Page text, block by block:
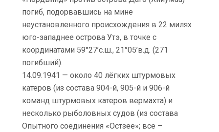
погиб, подорвавшись на мине
неустановленного происхождения в 22 милях
юго-западнее острова Утэ, в точке с
координатами 59°27’с.ш., 21°05’в.д. (271
погибший).
14.09.1941 — около 40 лёгких штурмовых
катеров (из состава 904-й, 905-й и 906-й
команд штурмовых катеров вермахта) и
несколько рыболовных судов (из состава
Опытного соединения «Остзее»; все –